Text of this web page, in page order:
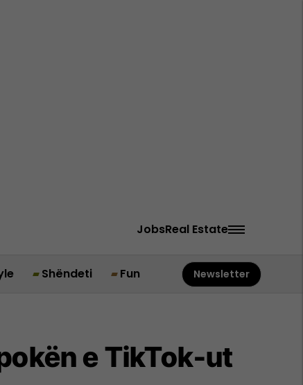
JobsReal Estate
Shëndeti Fun Newsletter
e TikTok-ut